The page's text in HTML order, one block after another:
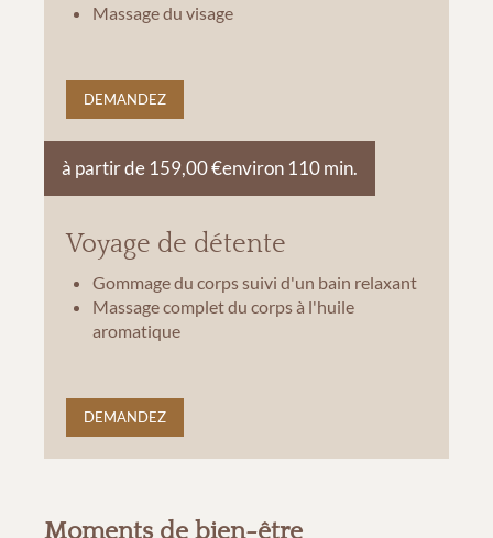
Massage du visage
DEMANDEZ
Voyage de détente
à partir de 159,00 €environ 110 min.
Gommage du corps suivi d'un bain relaxant
Massage complet du corps à l'huile
aromatique
DEMANDEZ
Moments de bien-être